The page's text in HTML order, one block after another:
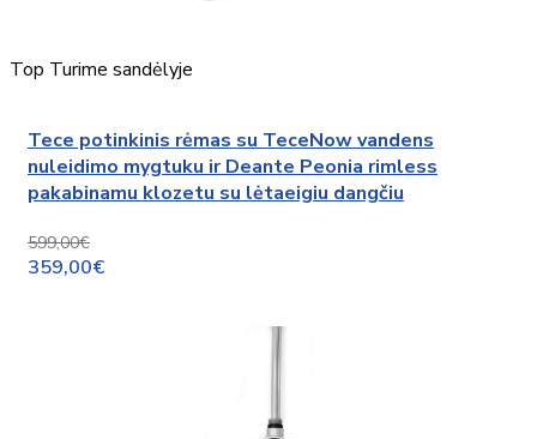
Top Turime sandėlyje
Tece potinkinis rėmas su TeceNow vandens
nuleidimo mygtuku ir Deante Peonia rimless
pakabinamu klozetu su lėtaeigiu dangčiu
599,00€
359,00€